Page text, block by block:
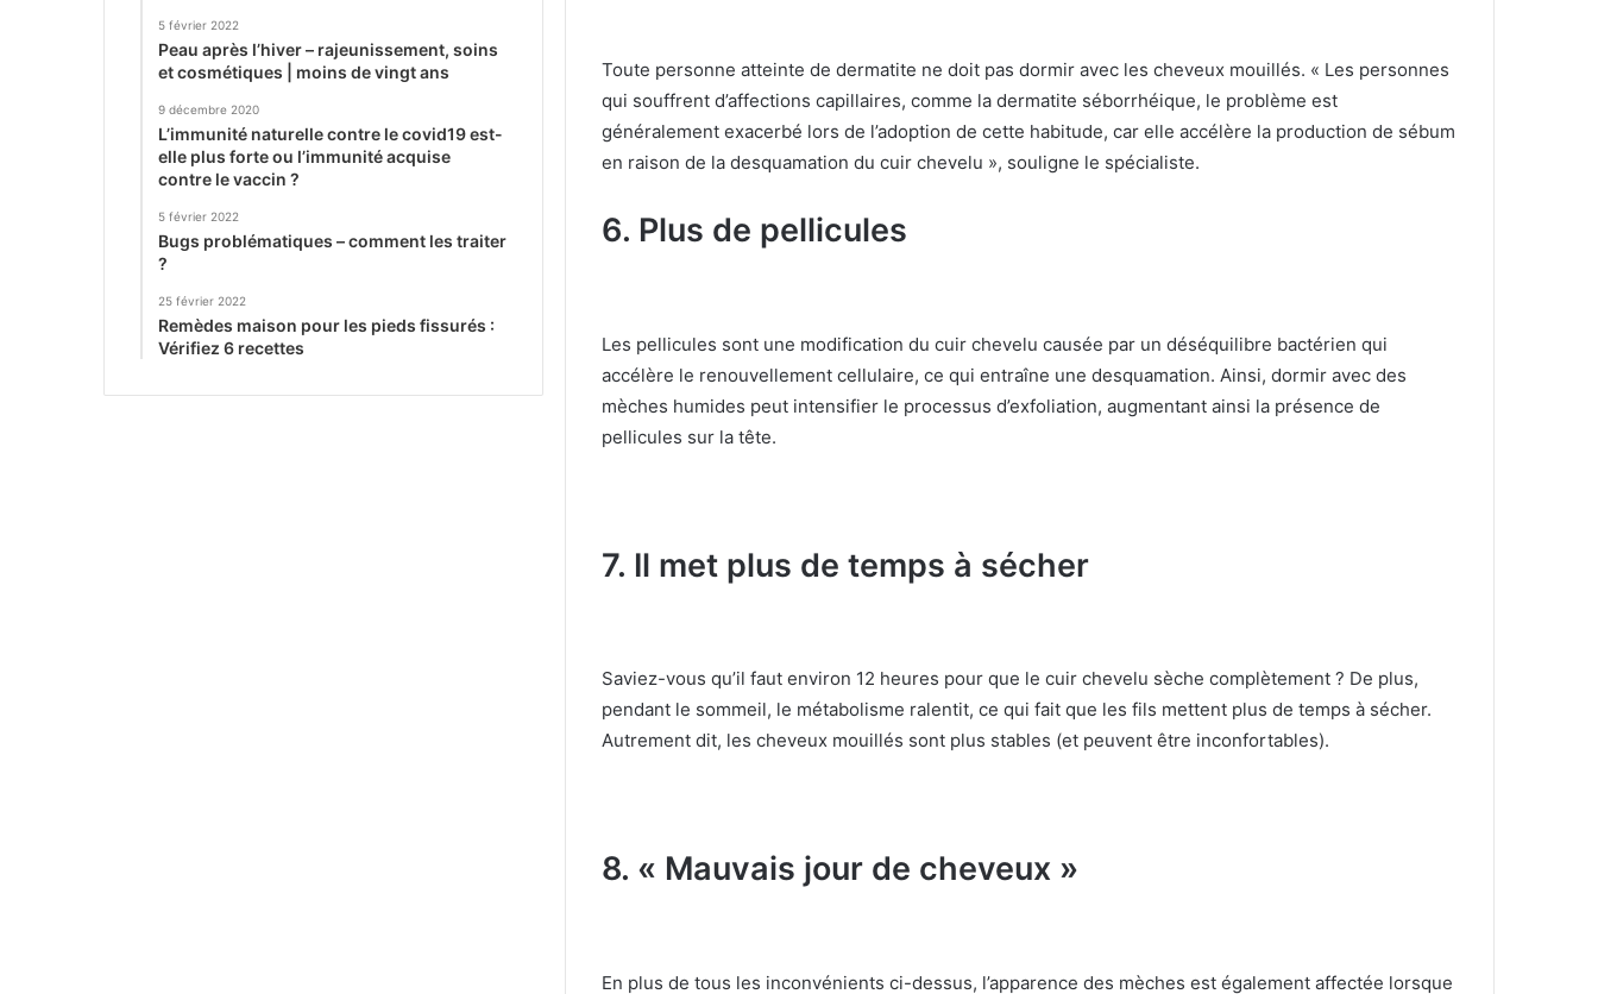
Toute personne atteinte de dermatite ne doit pas dormir avec les cheveux mouillés. « Les personnes
qui souffrent d’affections capillaires, comme la dermatite séborrhéique, le problème est
généralement exacerbé lors de l’adoption de cette habitude, car elle accélère la production de sébum
en raison de la desquamation du cuir chevelu », souligne le spécialiste.
6. Plus de pellicules
Les pellicules sont une modification du cuir chevelu causée par un déséquilibre bactérien qui
accélère le renouvellement cellulaire, ce qui entraîne une desquamation. Ainsi, dormir avec des
mèches humides peut intensifier le processus d’exfoliation, augmentant ainsi la présence de
pellicules sur la tête.
7. Il met plus de temps à sécher
Saviez-vous qu’il faut environ 12 heures pour que le cuir chevelu sèche complètement ? De plus,
pendant le sommeil, le métabolisme ralentit, ce qui fait que les fils mettent plus de temps à sécher.
Autrement dit, les cheveux mouillés sont plus stables (et peuvent être inconfortables).
8. « Mauvais jour de cheveux »
En plus de tous les inconvénients ci-dessus, l’apparence des mèches est également affectée lorsque
5 février 2022
Peau après l’hiver – rajeunissement, soins
et cosmétiques | moins de vingt ans
9 décembre 2020
L’immunité naturelle contre le covid19 est-
elle plus forte ou l’immunité acquise
contre le vaccin ?
5 février 2022
Bugs problématiques – comment les traiter
?
25 février 2022
Remèdes maison pour les pieds fissurés :
Vérifiez 6 recettes